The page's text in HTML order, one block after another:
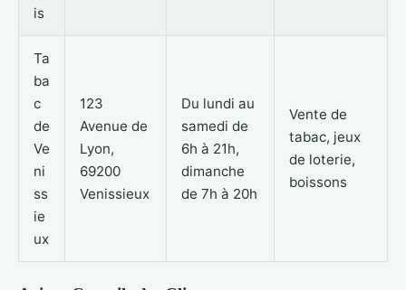
is
Ta
ba
c
de
Ve
ni
ss
ie
ux
123
Avenue de
Lyon,
69200
Venissieux
Du lundi au
samedi de
6h à 21h,
dimanche
de 7h à 20h
Vente de
tabac, jeux
de loterie,
boissons